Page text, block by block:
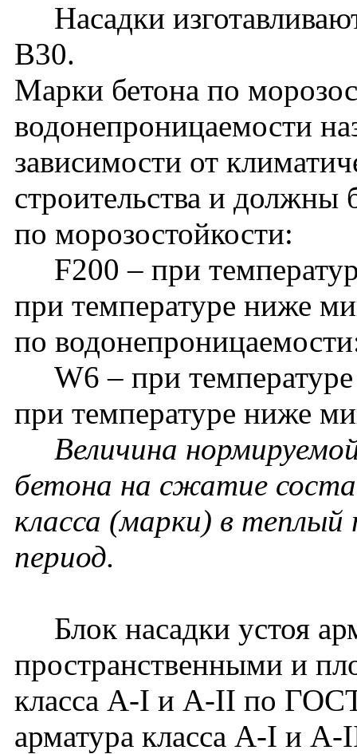
Насадки
В30.
Марки бетона по
водонепроницаемости
зависимости от
строительства и должны
по морозостойкости:
F200 – при
при температуре ниже
по
W6 – при
при температуре ниже
Величина
бетона на сжатие
класса (марки) в теплый
период.
Блок насадки устоя
пространственными и
класса A-I и A-II по
арматура класса A-I и